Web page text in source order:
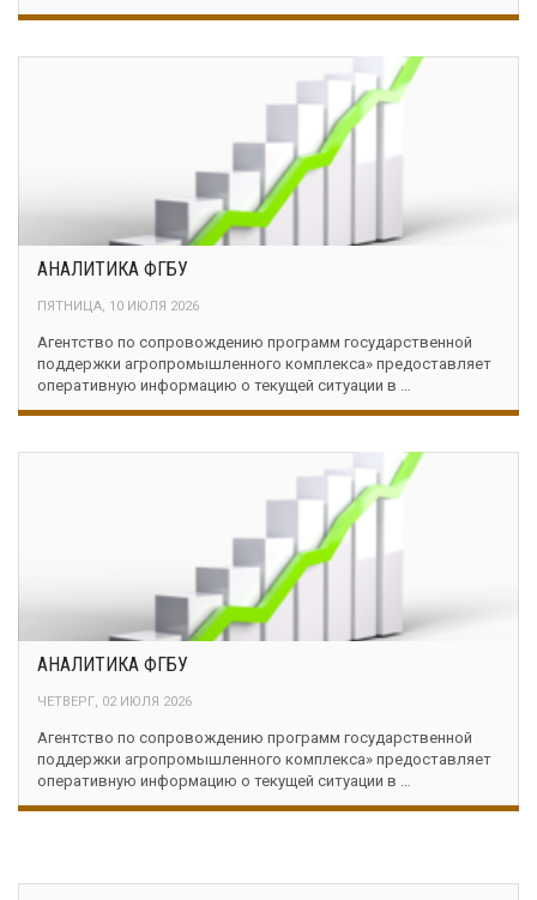
АНАЛИТИКА ФГБУ
ПЯТНИЦА, 10 ИЮЛЯ 2026
Агентство по сопровождению программ государственной
поддержки агропромышленного комплекса» предоставляет
оперативную информацию о текущей ситуации в …
АНАЛИТИКА ФГБУ
ЧЕТВЕРГ, 02 ИЮЛЯ 2026
Агентство по сопровождению программ государственной
поддержки агропромышленного комплекса» предоставляет
оперативную информацию о текущей ситуации в …